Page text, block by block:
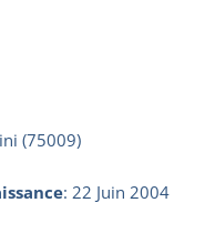
(75009)
: 22 Juin 2004